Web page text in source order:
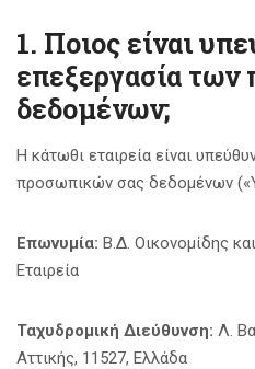
1. Ποιος είναι
επεξεργασία
δεδομένων;
Η κάτωθι εταιρεία είναι
προσωπικών σας δεδομένων
Επωνυμία: Β.Δ. Οικονομίδης
Εταιρεία
Ταχυδρομική Διεύθυνση: Λ.
Αττικής, 11527, Ελλάδα